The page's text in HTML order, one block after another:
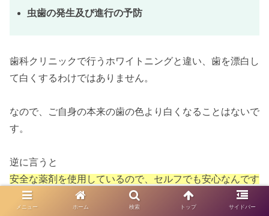
虫歯の発生及び進行の予防
歯科クリニックで行うホワイトニングと違い、歯を漂白し
て白くするわけではありません。
なので、ご自身の本来の歯の色より白くなることはないで
す。
逆に言うと
安全な薬剤を使用しているので、セルフでも安心なんです
ね。
メニュー ホーム 検索 トップ サイドバー